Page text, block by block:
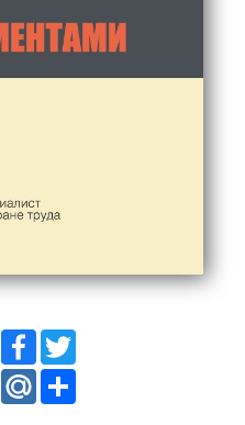
Odnoklassniki
Facebook
Print Mail.Ru